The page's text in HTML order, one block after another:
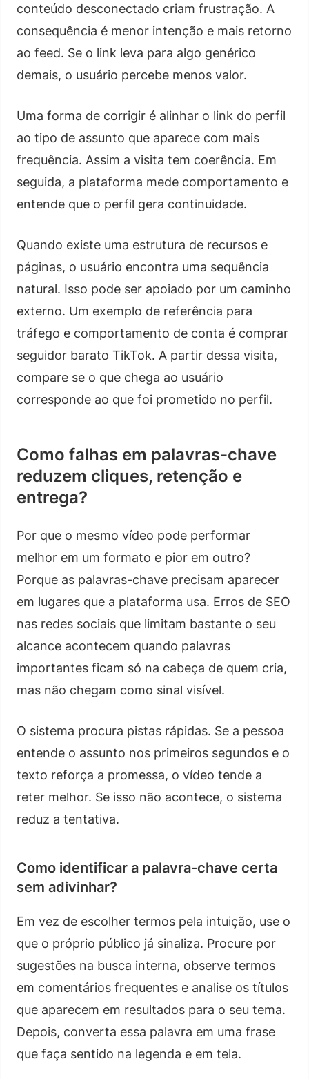
conteúdo desconectado criam frustração. A
consequência é menor intenção e mais retorno
ao feed. Se o link leva para algo genérico
demais, o usuário percebe menos valor.
Uma forma de corrigir é alinhar o link do perfil
ao tipo de assunto que aparece com mais
frequência. Assim a visita tem coerência. Em
seguida, a plataforma mede comportamento e
entende que o perfil gera continuidade.
Quando existe uma estrutura de recursos e
páginas, o usuário encontra uma sequência
natural. Isso pode ser apoiado por um caminho
externo. Um exemplo de referência para
tráfego e comportamento de conta é comprar
seguidor barato TikTok. A partir dessa visita,
compare se o que chega ao usuário
corresponde ao que foi prometido no perfil.
Como falhas em palavras-chave
reduzem cliques, retenção e
entrega?
Por que o mesmo vídeo pode performar
melhor em um formato e pior em outro?
Porque as palavras-chave precisam aparecer
em lugares que a plataforma usa. Erros de SEO
nas redes sociais que limitam bastante o seu
alcance acontecem quando palavras
importantes ficam só na cabeça de quem cria,
mas não chegam como sinal visível.
O sistema procura pistas rápidas. Se a pessoa
entende o assunto nos primeiros segundos e o
texto reforça a promessa, o vídeo tende a
reter melhor. Se isso não acontece, o sistema
reduz a tentativa.
Como identificar a palavra-chave certa
sem adivinhar?
Em vez de escolher termos pela intuição, use o
que o próprio público já sinaliza. Procure por
sugestões na busca interna, observe termos
em comentários frequentes e analise os títulos
que aparecem em resultados para o seu tema.
Depois, converta essa palavra em uma frase
que faça sentido na legenda e em tela.